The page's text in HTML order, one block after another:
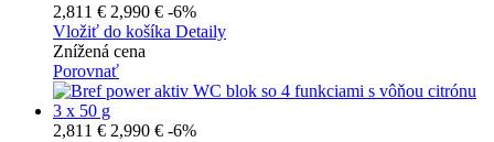
2,811 € 2,990 € -6%
Vložiť do košíka Detaily
Znížená cena
Porovnať
2,811 € 2,990 € -6%